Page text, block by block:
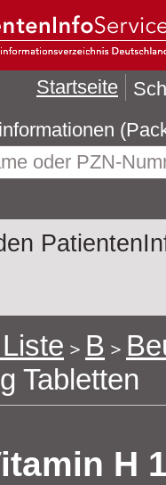
Startseite
B
Tabletten
H